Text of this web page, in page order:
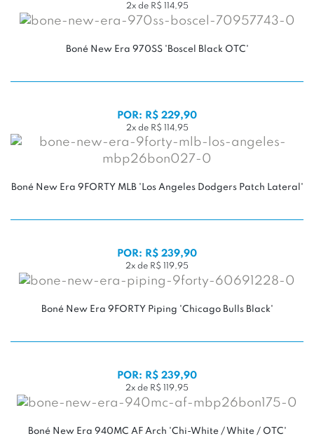
2x de R$ 114,95
Boné New Era 970SS 'Boscel Black OTC'
POR: R$ 229,90
2x de R$ 114,95
Boné New Era 9FORTY MLB 'Los Angeles Dodgers Patch Lateral'
POR: R$ 239,90
2x de R$ 119,95
Boné New Era 9FORTY Piping 'Chicago Bulls Black'
POR: R$ 239,90
2x de R$ 119,95
Boné New Era 940MC AF Arch 'Chi-White / White / OTC'